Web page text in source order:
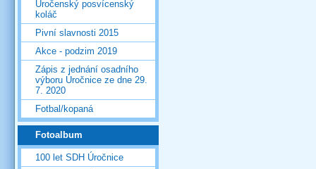
Úročenský posvícenský
koláč
Pivní slavnosti 2015
Akce - podzim 2019
Zápis z jednání osadního
výboru Úročnice ze dne 29.
7. 2020
Fotbal/kopaná
Fotoalbum
100 let SDH Úročnice